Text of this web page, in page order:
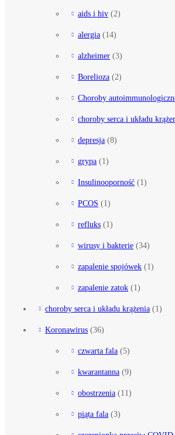
aids i hiv (2)
alergia (14)
alzheimer (3)
Borelioza (2)
Choroby
choroby serca i układu
depresja (8)
grypa (1)
Insulinooporność (1)
PCOS (1)
refluks (1)
wirusy i bakterie (34)
zapalenie spojówek (1)
zapalenie zatok (1)
choroby serca i układu krążenia (1)
Koronawirus (36)
czwarta fala (5)
kwarantanna (9)
obostrzenia (11)
piąta fala (3)